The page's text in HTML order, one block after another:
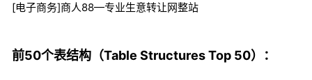
[电子商务]商人88—专业生意转让网整站
前50个表结构（Table Structures Top 50）：